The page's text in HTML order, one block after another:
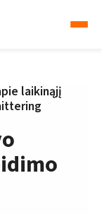
laikinąjį